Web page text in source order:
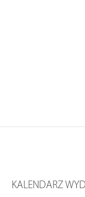
KALENDARZ